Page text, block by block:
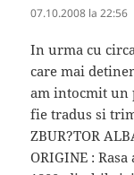
07.10.2008 la 22:56
In urma cu
care mai
am intocmit un
fie tradus si
ZBUR?TOR
ORIGINE :